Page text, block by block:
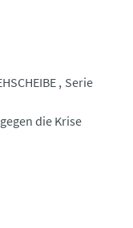
Serie
die Krise